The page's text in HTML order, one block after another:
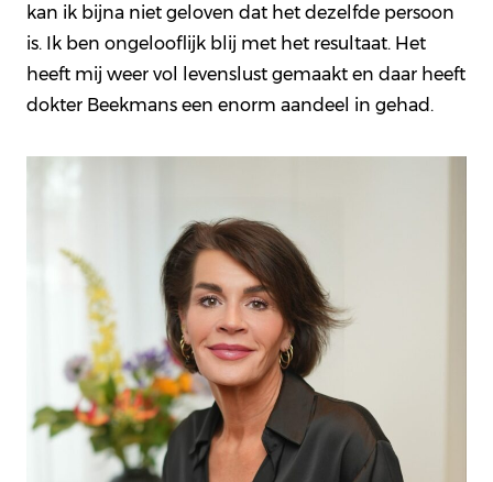
kan ik bijna niet geloven dat het dezelfde persoon
is. Ik ben ongelooflijk blij met het resultaat. Het
heeft mij weer vol levenslust gemaakt en daar heeft
dokter Beekmans een enorm aandeel in gehad.